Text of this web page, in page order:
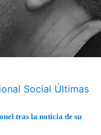
Social Últimas
tras la noticia de su